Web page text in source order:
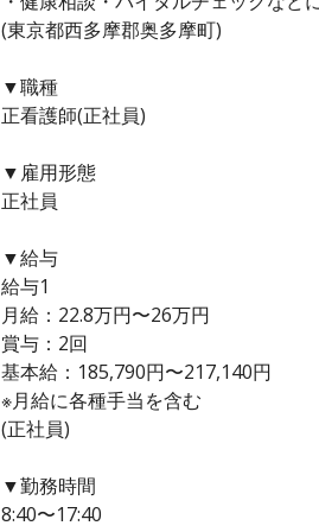
(東京都西多摩郡奥多摩町)
▼職種
正看護師(正社員)
▼雇用形態
正社員
▼給与
給与1
月給：22.8万円〜26万円
賞与：2回
基本給：185,790円〜217,140円
※月給に各種手当を含む
(正社員)
▼勤務時間
8:40〜17:40